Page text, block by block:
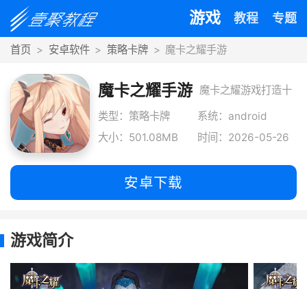
游戏 教程 专题
首页 安卓软件 策略卡牌 魔卡之耀手游
魔卡之耀手游 魔卡之耀游戏打造十
分好玩的角色扮演卡
牌手游，玩家可以选
择不同的卡牌来搭配
类型：策略卡牌
系统：android
大小：501.08MB
时间：2026-05-26
安卓下载
游戏简介